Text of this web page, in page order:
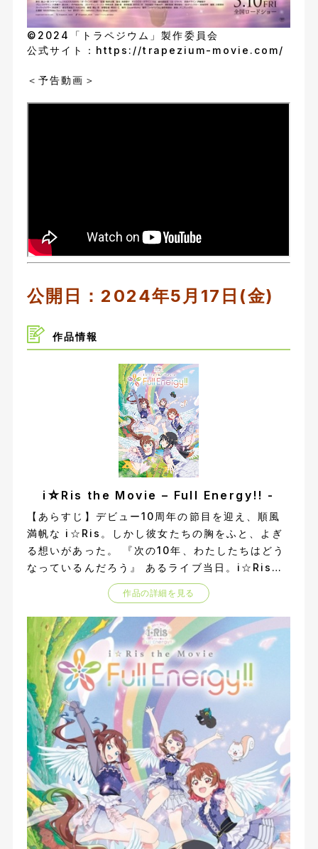
©2024「トラペジウム」製作委員会
公式サイト： https://trapezium-movie.com/
＜予告動画＞
公開日：2024年5月17日(金)
作品情報
i☆Ris the Movie – Full Energy!! -
【あらすじ】デビュー10周年の節目を迎え、順風
満帆な i☆Ris。しかし彼女たちの胸をふと、よぎ
る想いがあった。 『次の10年、わたしたちはどう
なっているんだろう』 あるライブ当日。i☆Risた
ちの楽屋に届けられたグッズのTシャツから突如、
しゃべる謎の白いリスが現れる! そして突如眩い光
に包まれ、目の前に広がるのは、大きな虹がいくつ
も浮かぶ不思議な世界。なんと、ここは自分がなり
たいものになれる世界・リスリスランドだと言う!
5人は楽しくて最高な場所だと、それぞれの夢を叶
えて満喫するが、ここにあるものが“ない”ことに
気づく。この世界には―――「歌」がない。シロリ
スは i☆Ris に「歌」を取り戻してほしいと助けを
求めるが...。 なぜ「歌」が消えてしまったのか?
この世界に、もう一度「歌」を取り戻すことがで
きるのか? そしてこの旅の果てに、彼女たちは本
当に“なりたいもの”を見つけられるのか――? i
☆Ris とキミが歩む、“これから”が描かれる。
【公式サイト他参照】
作品の詳細を見る